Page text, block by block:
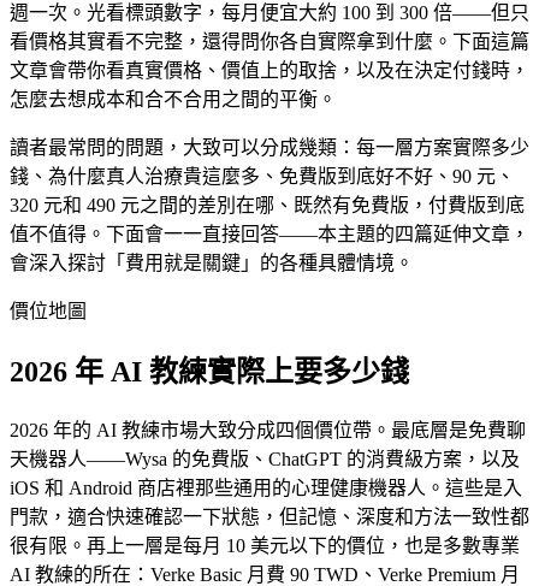
週一次。光看標頭數字，每月便宜大約 100 到 300 倍——但只
看價格其實看不完整，還得問你各自實際拿到什麼。下面這篇
文章會帶你看真實價格、價值上的取捨，以及在決定付錢時，
怎麼去想成本和合不合用之間的平衡。
讀者最常問的問題，大致可以分成幾類：每一層方案實際多少
錢、為什麼真人治療貴這麼多、免費版到底好不好、90 元、
320 元和 490 元之間的差別在哪、既然有免費版，付費版到底
值不值得。下面會一一直接回答——本主題的四篇延伸文章，
會深入探討「費用就是關鍵」的各種具體情境。
價位地圖
2026 年 AI 教練實際上要多少錢
2026 年的 AI 教練市場大致分成四個價位帶。最底層是免費聊
天機器人——Wysa 的免費版、ChatGPT 的消費級方案，以及
iOS 和 Android 商店裡那些通用的心理健康機器人。這些是入
門款，適合快速確認一下狀態，但記憶、深度和方法一致性都
很有限。再上一層是每月 10 美元以下的價位，也是多數專業
AI 教練的所在：Verke Basic 月費 90 TWD、Verke Premium 月